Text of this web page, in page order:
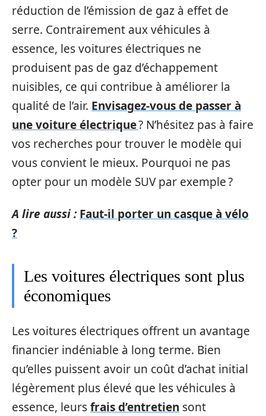
réduction de l’émission de gaz à effet de
serre. Contrairement aux véhicules à
essence, les voitures électriques ne
produisent pas de gaz d’échappement
nuisibles, ce qui contribue à améliorer la
qualité de l’air. Envisagez-vous de passer à
une voiture électrique? N’hésitez pas à faire
vos recherches pour trouver le modèle qui
vous convient le mieux. Pourquoi ne pas
opter pour un modèle SUV par exemple ?
A lire aussi : Faut-il porter un casque à vélo
?
Les voitures électriques sont plus
économiques
Les voitures électriques offrent un avantage
financier indéniable à long terme. Bien
qu’elles puissent avoir un coût d’achat initial
légèrement plus élevé que les véhicules à
essence, leursfrais d’entretien sont